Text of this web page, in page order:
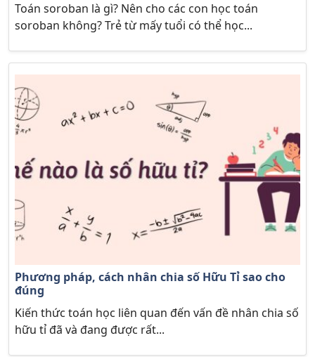
Toán soroban là gì? Nên cho các con học toán
soroban không? Trẻ từ mấy tuổi có thể học...
Phương pháp, cách nhân chia số Hữu Tỉ sao cho
đúng
Kiến thức toán học liên quan đến vấn đề nhân chia số
hữu tỉ đã và đang được rất...